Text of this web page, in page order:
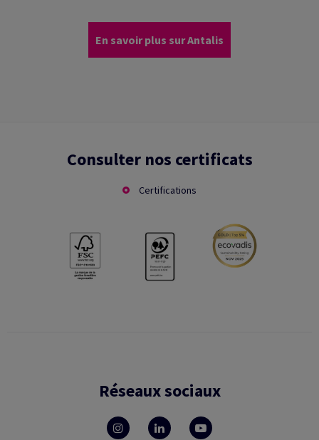
En savoir plus sur Antalis
Consulter nos certificats
Certifications
Réseaux sociaux